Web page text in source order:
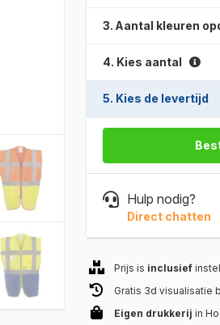
3. Aantal kleuren
4. Kies aantal
5. Kies de levertijd
Hulp nodig?
Direct chatten
Prijs is inclusief
Gratis 3d visualisatie
Eigen drukkerij in